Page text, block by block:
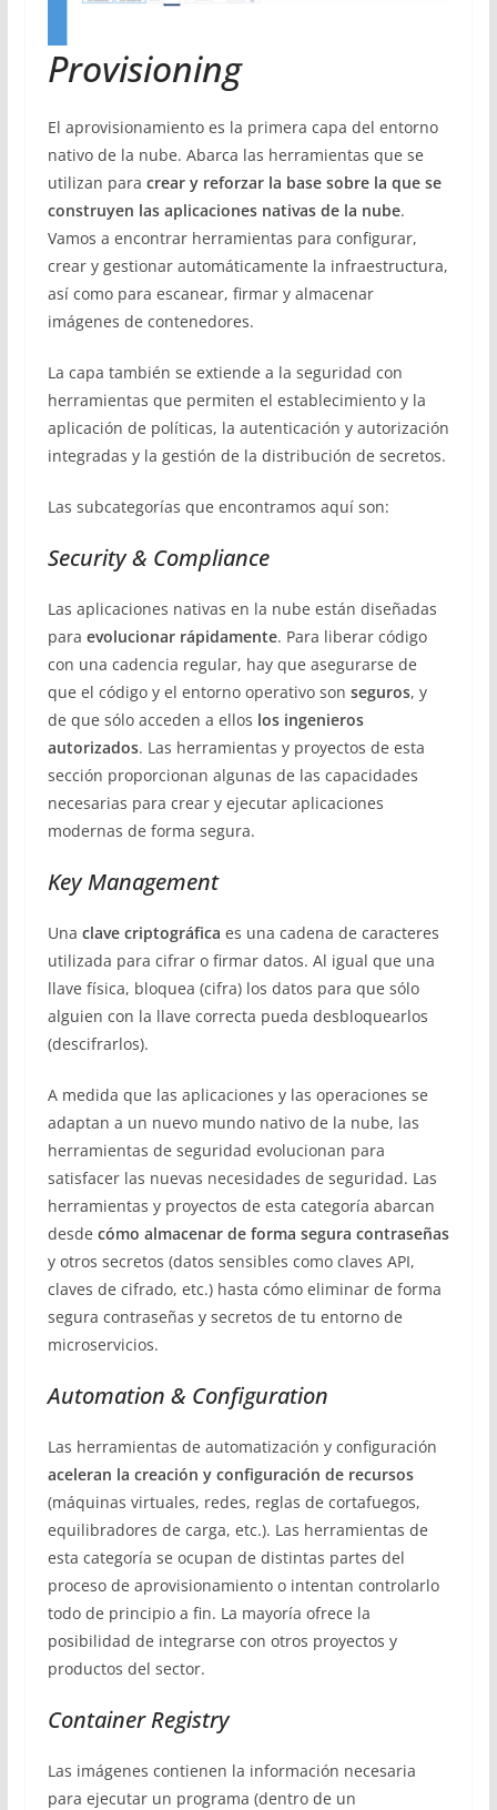
Provisioning
El aprovisionamiento es la primera capa del entorno
nativo de la nube. Abarca las herramientas que se
utilizan para crear y reforzar la base sobre la que se
construyen las aplicaciones nativas de la nube.
Vamos a encontrar herramientas para configurar,
crear y gestionar automáticamente la infraestructura,
así como para escanear, firmar y almacenar
imágenes de contenedores.
La capa también se extiende a la seguridad con
herramientas que permiten el establecimiento y la
aplicación de políticas, la autenticación y autorización
integradas y la gestión de la distribución de secretos.
Las subcategorías que encontramos aquí son:
Security & Compliance
Las aplicaciones nativas en la nube están diseñadas
para evolucionar rápidamente. Para liberar código
con una cadencia regular, hay que asegurarse de
que el código y el entorno operativo son seguros, y
de que sólo acceden a ellos los ingenieros
autorizados. Las herramientas y proyectos de esta
sección proporcionan algunas de las capacidades
necesarias para crear y ejecutar aplicaciones
modernas de forma segura.
Key Management
Una clave criptográfica es una cadena de caracteres
utilizada para cifrar o firmar datos. Al igual que una
llave física, bloquea (cifra) los datos para que sólo
alguien con la llave correcta pueda desbloquearlos
(descifrarlos).
A medida que las aplicaciones y las operaciones se
adaptan a un nuevo mundo nativo de la nube, las
herramientas de seguridad evolucionan para
satisfacer las nuevas necesidades de seguridad. Las
herramientas y proyectos de esta categoría abarcan
desde cómo almacenar de forma segura contraseñas
y otros secretos (datos sensibles como claves API,
claves de cifrado, etc.) hasta cómo eliminar de forma
segura contraseñas y secretos de tu entorno de
microservicios.
Automation & Configuration
Las herramientas de automatización y configuración
aceleran la creación y configuración de recursos
(máquinas virtuales, redes, reglas de cortafuegos,
equilibradores de carga, etc.). Las herramientas de
esta categoría se ocupan de distintas partes del
proceso de aprovisionamiento o intentan controlarlo
todo de principio a fin. La mayoría ofrece la
posibilidad de integrarse con otros proyectos y
productos del sector.
Container Registry
Las imágenes contienen la información necesaria
para ejecutar un programa (dentro de un